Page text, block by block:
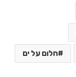
חלום על ים